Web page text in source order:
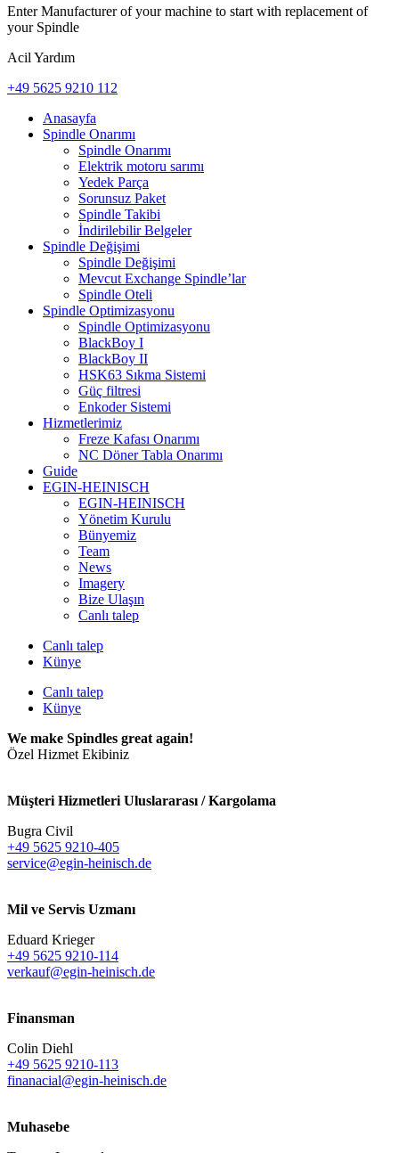
Enter Manufacturer of your machine to start with replacement of
your Spindle
Acil Yardım
+49 5625 9210 112
Anasayfa
Spindle Onarımı
Spindle Onarımı
Elektrik motoru sarımı
Yedek Parça
Sorunsuz Paket
Spindle Takibi
İndirilebilir Belgeler
Spindle Değişimi
Spindle Değişimi
Mevcut Exchange Spindle’lar
Spindle Oteli
Spindle Optimizasyonu
Spindle Optimizasyonu
BlackBoy I
BlackBoy II
HSK63 Sıkma Sistemi
Güç filtresi
Enkoder Sistemi
Hizmetlerimiz
Freze Kafası Onarımı
NC Döner Tabla Onarımı
Guide
EGIN-HEINISCH
EGIN-HEINISCH
Yönetim Kurulu
Bünyemiz
Team
News
Imagery
Bize Ulaşın
Canlı talep
Canlı talep
Künye
Canlı talep
Künye
We make Spindles great again!
Özel Hizmet Ekibiniz
Müşteri Hizmetleri Uluslararası / Kargolama
Bugra Civil
+49 5625 9210-405
service@egin-heinisch.de
Mil ve Servis Uzmanı
Eduard Krieger
+49 5625 9210-114
verkauf@egin-heinisch.de
Finansman
Colin Diehl
+49 5625 9210-113
finanacial@egin-heinisch.de
Muhasebe